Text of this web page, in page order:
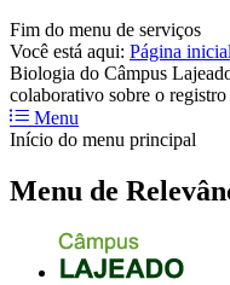
Fim do menu de serviços
Você está aqui: Página inicial
Biologia do Câmpus
colaborativo sobre o
Menu
Início do menu principal
Menu de